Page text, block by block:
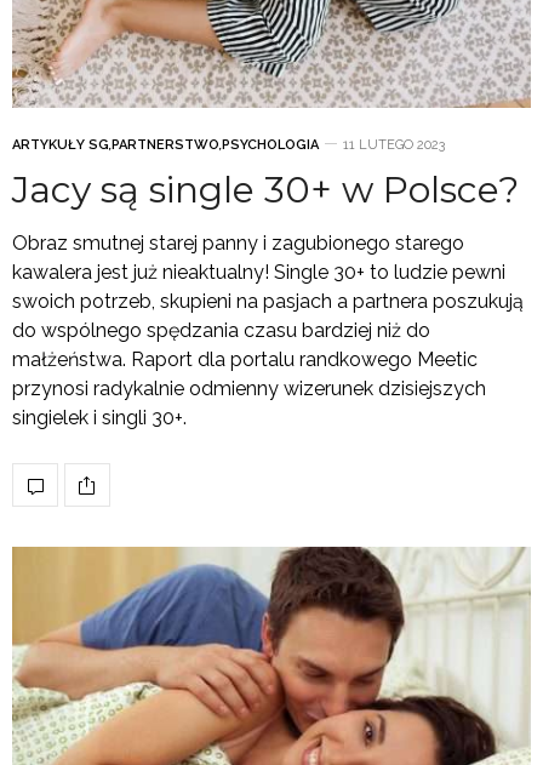
ARTYKUŁY SG,PARTNERSTWO,PSYCHOLOGIA 11 LUTEGO 2023
Jacy są single 30+ w Polsce?
Obraz smutnej starej panny i zagubionego starego
kawalera jest już nieaktualny! Single 30+ to ludzie pewni
swoich potrzeb, skupieni na pasjach a partnera poszukują
do wspólnego spędzania czasu bardziej niż do
małżeństwa. Raport dla portalu randkowego Meetic
przynosi radykalnie odmienny wizerunek dzisiejszych
singielek i singli 30+.